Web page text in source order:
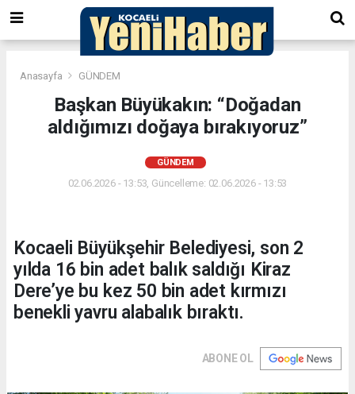
Anasayfa GÜNDEM
Başkan Büyükakın: “Doğadan
aldığımızı doğaya bırakıyoruz”
GÜNDEM
02.06.2026 - 13:53, Güncelleme: 02.06.2026 - 13:53
Kocaeli Büyükşehir Belediyesi, son 2
yılda 16 bin adet balık saldığı Kiraz
Dere’ye bu kez 50 bin adet kırmızı
benekli yavru alabalık bıraktı.
ABONE OL